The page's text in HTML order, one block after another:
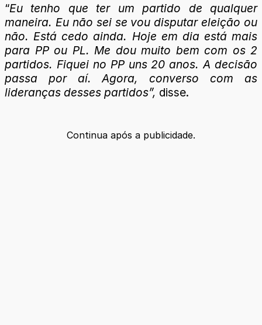
“Eu tenho que ter um partido de qualquer
maneira. Eu não sei se vou disputar eleição ou
não. Está cedo ainda. Hoje em dia está mais
para PP ou PL. Me dou muito bem com os 2
partidos. Fiquei no PP uns 20 anos. A decisão
passa por aí. Agora, converso com as
lideranças desses partidos”, disse.
Continua após a publicidade.